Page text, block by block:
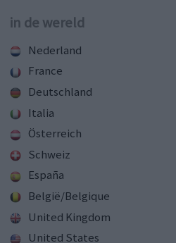
in de wereld
Nederland
France
Deutschland
Italia
Österreich
Schweiz
España
België/Belgique
United Kingdom
United States